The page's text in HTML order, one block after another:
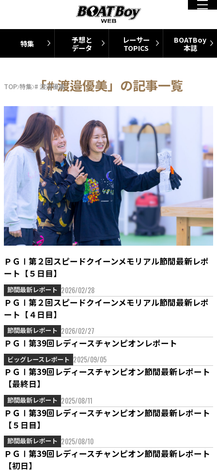
特集
予想と
データ
レーサー
TOPICS
BOATBoy
本誌
TOP 特集 # 渡邉優美
「# 渡邉優美」の記事一覧
ＰＧⅠ第２回スピードクイーンメモリアル節間最新レポ
ート【５日目】
節間最新レポート 2026/02/28
ＰＧⅠ第２回スピードクイーンメモリアル節間最新レポ
ート【４日目】
節間最新レポート 2026/02/27
ＰＧⅠ第39回レディースチャンピオンレポート
ビッグレースレポート 2025/09/05
ＰＧⅠ第39回レディースチャンピオン節間最新レポート
【最終日】
節間最新レポート 2025/08/11
ＰＧⅠ第39回レディースチャンピオン節間最新レポート
【５日目】
節間最新レポート 2025/08/10
ＰＧⅠ第39回レディースチャンピオン節間最新レポート
【初日】